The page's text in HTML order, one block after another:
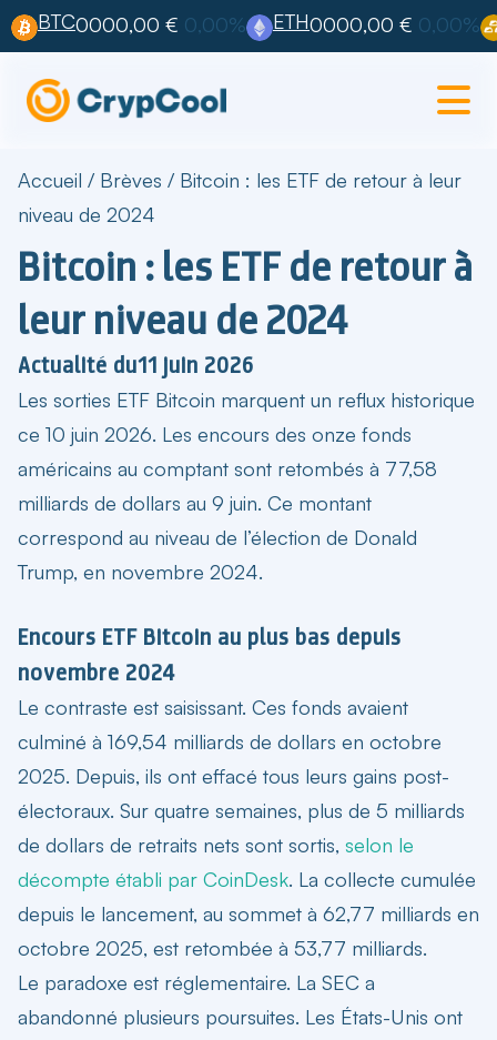
BTC0000,00 € 0,00% ETH0000,00 € 0,00%
Accueil / Brèves / Bitcoin : les ETF de retour à leur
niveau de 2024
Bitcoin : les ETF de retour à
leur niveau de 2024
Actualité du11 juin 2026
Les sorties ETF Bitcoin marquent un reflux historique
ce 10 juin 2026. Les encours des onze fonds
américains au comptant sont retombés à 77,58
milliards de dollars au 9 juin. Ce montant
correspond au niveau de l’élection de Donald
Trump, en novembre 2024.
Encours ETF Bitcoin au plus bas depuis
novembre 2024
Le contraste est saisissant. Ces fonds avaient
culminé à 169,54 milliards de dollars en octobre
2025. Depuis, ils ont effacé tous leurs gains post-
électoraux. Sur quatre semaines, plus de 5 milliards
de dollars de retraits nets sont sortis, selon le
décompte établi par CoinDesk. La collecte cumulée
depuis le lancement, au sommet à 62,77 milliards en
octobre 2025, est retombée à 53,77 milliards.
Le paradoxe est réglementaire. La SEC a
abandonné plusieurs poursuites. Les États-Unis ont